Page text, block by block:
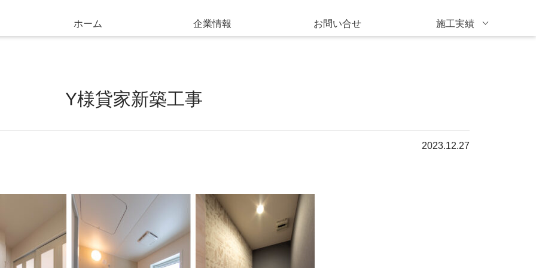
ホーム 企業情報 お問い合せ 施工実績
Y様貸家新築工事
2023.12.27